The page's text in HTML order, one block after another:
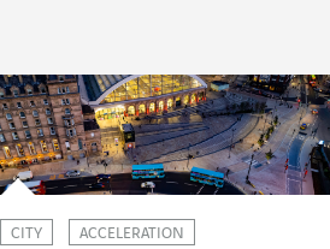
CITY ACCELERATION